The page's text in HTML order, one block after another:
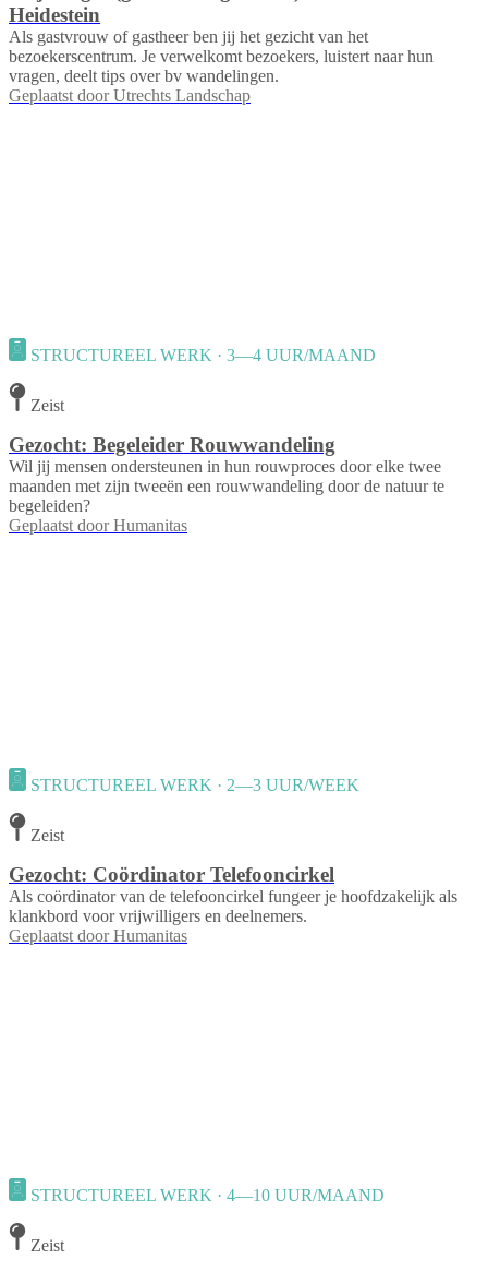
Heidestein
Als gastvrouw of gastheer ben jij het gezicht van het
bezoekerscentrum. Je verwelkomt bezoekers, luistert naar hun
vragen, deelt tips over bv wandelingen.
Geplaatst door Utrechts Landschap
STRUCTUREEL WERK · 3—4 UUR/MAAND
Zeist
Gezocht: Begeleider Rouwwandeling
Wil jij mensen ondersteunen in hun rouwproces door elke twee
maanden met zijn tweeën een rouwwandeling door de natuur te
begeleiden?
Geplaatst door Humanitas
STRUCTUREEL WERK · 2—3 UUR/WEEK
Zeist
Gezocht: Coördinator Telefooncirkel
Als coördinator van de telefooncirkel fungeer je hoofdzakelijk als
klankbord voor vrijwilligers en deelnemers.
Geplaatst door Humanitas
STRUCTUREEL WERK · 4—10 UUR/MAAND
Zeist